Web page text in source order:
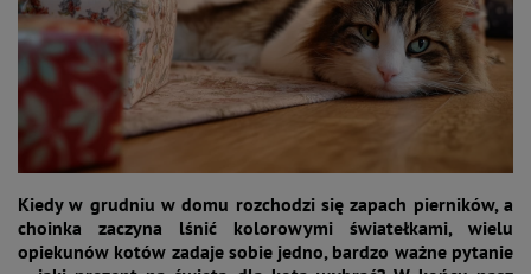
Kiedy w grudniu w domu rozchodzi się zapach pierników, a
choinka zaczyna lśnić kolorowymi światełkami, wielu
opiekunów kotów zadaje sobie jedno, bardzo ważne pytanie